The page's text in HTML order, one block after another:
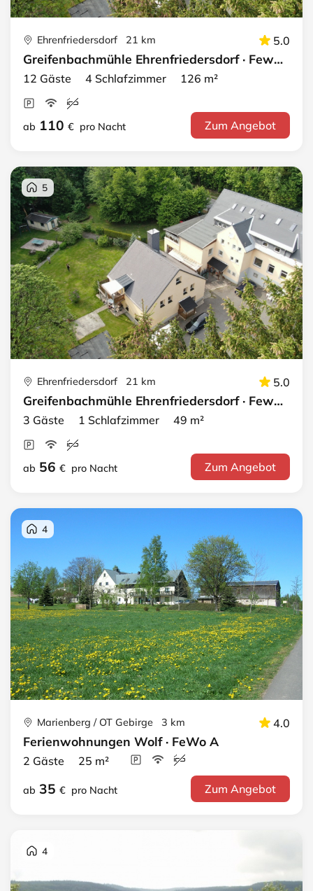
Ehrenfriedersdorf 21 km 5.0
Greifenbachmühle Ehrenfriedersdorf · Fewo 5 - EG + DG
12 Gäste 4 Schlafzimmer 126 m²
ab 110 € pro Nacht Zum Angebot
5
Ehrenfriedersdorf 21 km 5.0
Greifenbachmühle Ehrenfriedersdorf · Fewo 3 - DG links
3 Gäste 1 Schlafzimmer 49 m²
ab 56 € pro Nacht Zum Angebot
4
Marienberg / OT Gebirge 3 km 4.0
Ferienwohnungen Wolf · FeWo A
2 Gäste 25 m²
ab 35 € pro Nacht Zum Angebot
4